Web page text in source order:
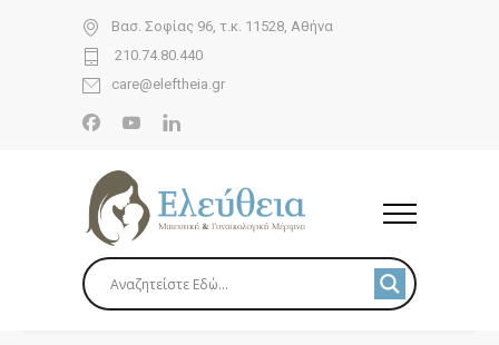
Βασ. Σοφίας 96, τ.κ. 11528, Αθήνα
210.74.80.440
care@eleftheia.gr